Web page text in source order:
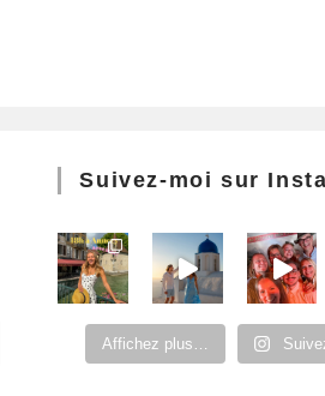
Suivez-moi sur
Affichez plus…